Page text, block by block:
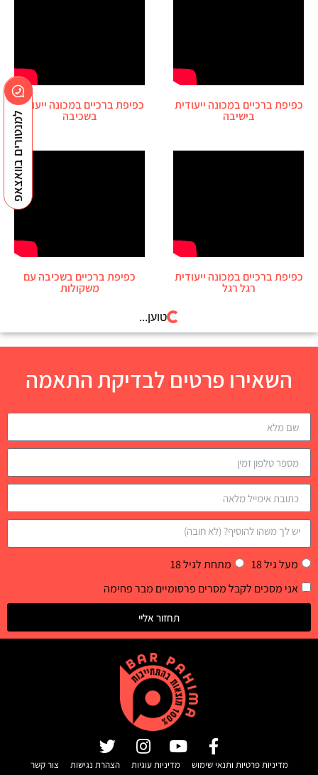
כפיפת ברכיים במכונה ייעודית
בישיבה
כפיפת ברכיים במכונה ייעודית
בשכיבה
כפיפת ברכיים במכונה ייעודית
רגל רגל
כפיפת ברכיים בשכיבה עם
משקולות
טוען...
השאירו פרטים לבדיקת התאמה
מעל גיל 18
מתחת לגיל 18
אני מסכים לקבל מסרים פרסומיים מבר פחימה
תחזור אליי
מדיניות פרטיות ותנאי שימוש מדיניות עוגיות הצהרת נגישות צור קשר
למנטורים בוואצאפ